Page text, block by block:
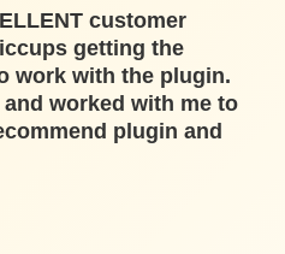
customer
getting the
work with the plugin.
worked with me to
plugin and